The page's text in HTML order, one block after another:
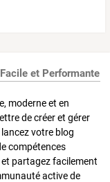
et Performante
moderne et en
de créer et gérer
votre blog
compétences
partagez facilement
active de